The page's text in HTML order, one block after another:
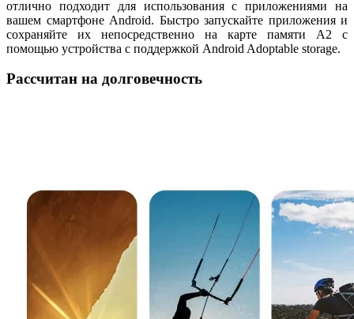
отлично подходит для использования с приложениями на
вашем смартфоне Android. Быстро запускайте приложения и
сохраняйте их непосредственно на карте памяти A2 с
помощью устройства с поддержкой Android Adoptable storage.
Рассчитан на долговечность